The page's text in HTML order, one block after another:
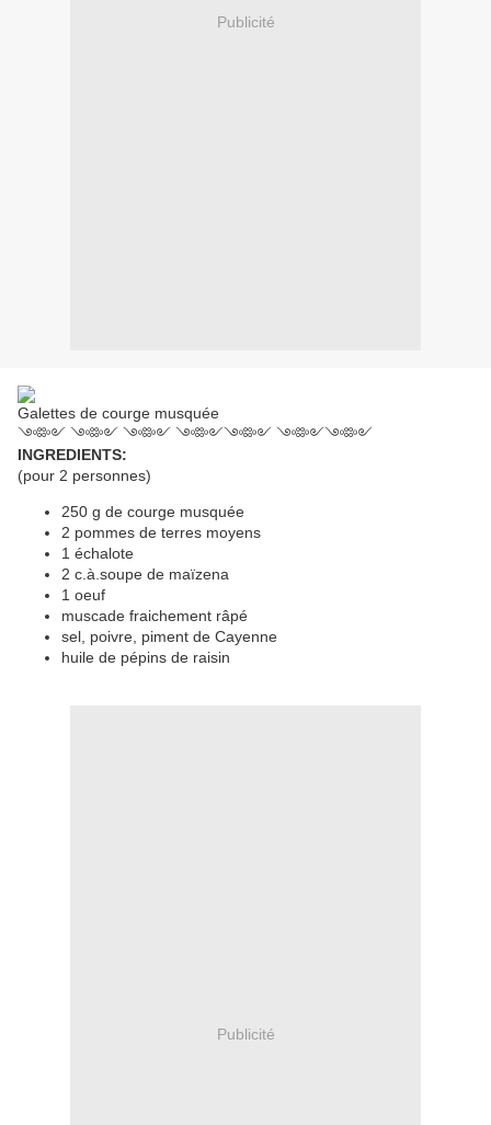
Publicité
Galettes de courge musquée
༺༻ ༺༻ ༺༻ ༺༻༺༻ ༺༻༺༻
INGREDIENTS:
(pour 2 personnes)
250 g de courge musquée
2 pommes de terres moyens
1 échalote
2 c.à.soupe de maïzena
1 oeuf
muscade fraichement râpé
sel, poivre, piment de Cayenne
huile de pépins de raisin
Publicité